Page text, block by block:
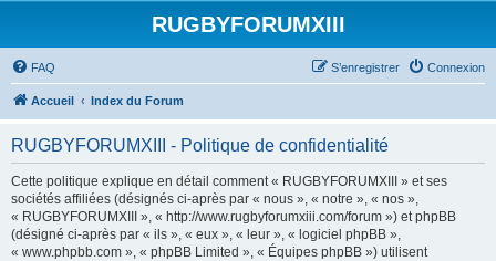
RUGBYFORUMXIII
FAQ Connexion
S’enregistrer
Accueil Index du Forum
RUGBYFORUMXIII - Politique de confidentialité
Cette politique explique en détail comment « RUGBYFORUMXIII » et ses
sociétés affiliées (désignés ci-après par « nous », « notre », « nos »,
« RUGBYFORUMXIII », « http://www.rugbyforumxiii.com/forum ») et phpBB
(désigné ci-après par « ils », « eux », « leur », « logiciel phpBB »,
« www.phpbb.com », « phpBB Limited », « Équipes phpBB ») utilisent